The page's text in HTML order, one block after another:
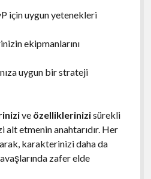
için uygun yetenekleri
ekipmanlarını
uygun bir strateji
ve özelliklerinizisürekli
etmenin anahtarıdır. Her
karakterinizi daha da
zafer elde